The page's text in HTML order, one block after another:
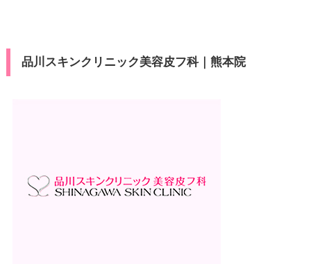
品川スキンクリニック美容皮フ科｜熊本院